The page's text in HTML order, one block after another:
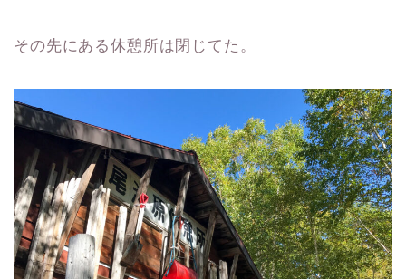
その先にある休憩所は閉じてた。